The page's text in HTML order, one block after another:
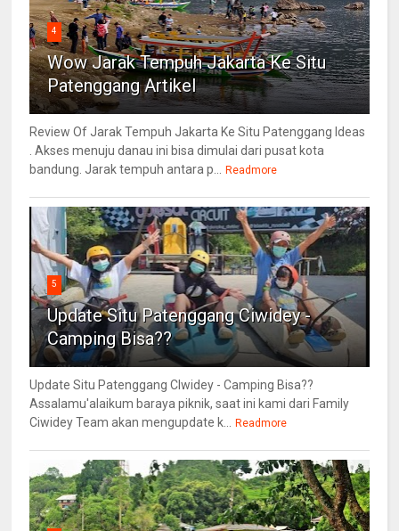
4
Wow Jarak Tempuh Jakarta Ke Situ
Patenggang Artikel
Review Of Jarak Tempuh Jakarta Ke Situ Patenggang Ideas
. Akses menuju danau ini bisa dimulai dari pusat kota
bandung. Jarak tempuh antara p...
Readmore
5
Update Situ Patenggang Ciwidey -
Camping Bisa??
Update Situ Patenggang CIwidey - Camping Bisa??
Assalamu'alaikum baraya piknik, saat ini kami dari Family
Ciwidey Team akan mengupdate k...
Readmore